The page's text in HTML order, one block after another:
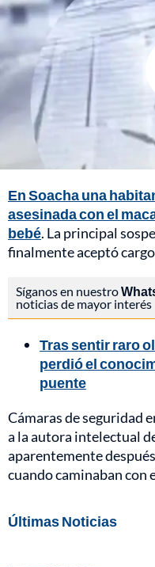
En Soacha una
asesinada con el
bebé. La principal
finalmente aceptó
Síganos en nuestro
noticias de mayor interés
Tras sentir raro
perdió el
puente
Cámaras de seguridad
a la autora intelectual
aparentemente
cuando caminaban con
Últimas Noticias